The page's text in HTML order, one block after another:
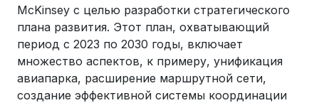
McKinsey с целью разработки стратегического
плана развития. Этот план, охватывающий
период с 2023 по 2030 годы, включает
множество аспектов, к примеру, унификация
авиапарка, расширение маршрутной сети,
создание эффективной системы координации